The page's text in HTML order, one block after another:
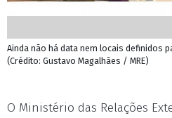
Ainda não há data nem locais definidos
(Crédito: Gustavo Magalhães / MRE)
O Ministério das Relações